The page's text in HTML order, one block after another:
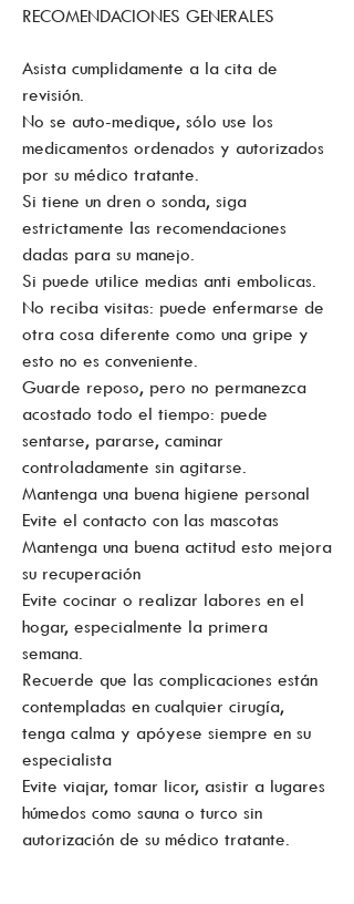
RECOMENDACIONES GENERALES
Asista cumplidamente a la cita de
revisión.
No se auto-medique, sólo use los
medicamentos ordenados y autorizados
por su médico tratante.
Si tiene un dren o sonda, siga
estrictamente las recomendaciones
dadas para su manejo.
Si puede utilice medias anti embolicas.
No reciba visitas: puede enfermarse de
otra cosa diferente como una gripe y
esto no es conveniente.
Guarde reposo, pero no permanezca
acostado todo el tiempo: puede
sentarse, pararse, caminar
controladamente sin agitarse.
Mantenga una buena higiene personal
Evite el contacto con las mascotas
Mantenga una buena actitud esto mejora
su recuperación
Evite cocinar o realizar labores en el
hogar, especialmente la primera
semana.
Recuerde que las complicaciones están
contempladas en cualquier cirugía,
tenga calma y apóyese siempre en su
especialista
Evite viajar, tomar licor, asistir a lugares
húmedos como sauna o turco sin
autorización de su médico tratante.